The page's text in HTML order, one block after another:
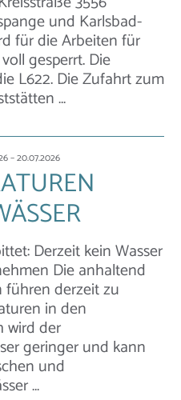
und Karlsbad-
für die Arbeiten für
gesperrt. Die
L622. Die Zufahrt zum
…
– 20.07.2026
Derzeit kein Wasser
Die anhaltend
derzeit zu
in den
wird der
geringer und kann
und
…